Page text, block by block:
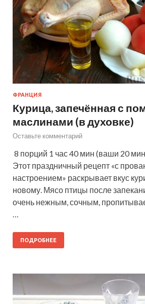
ФРАНЦИЯ
Курица, запечённая с
маслинами (в духовке)
Оставьте комментарий
8 порций 1 час 40 мин (ваши 20
Этот праздничный рецепт «с
настроением» раскрывает вкус
новому. Мясо птицы после
очень нежным, сочным,
…
ПОДРОБНЕЕ